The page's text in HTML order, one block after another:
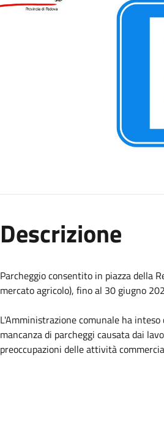
Descrizione
Parcheggio consentito in piazza della
mercato agricolo), fino al 30 giugno
L'Amministrazione comunale ha
mancanza di parcheggi causata dai
preoccupazioni delle attività